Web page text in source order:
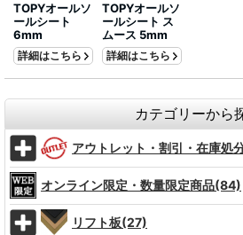
TOPYオールソ
ールシート
6mm
詳細はこちら
TOPYオールソ
ールシート ス
ムース 5mm
詳細はこちら
カテゴリーから
アウトレット・割引・在庫処
オンライン限定・数量限定商品(84)
リフト板(27)